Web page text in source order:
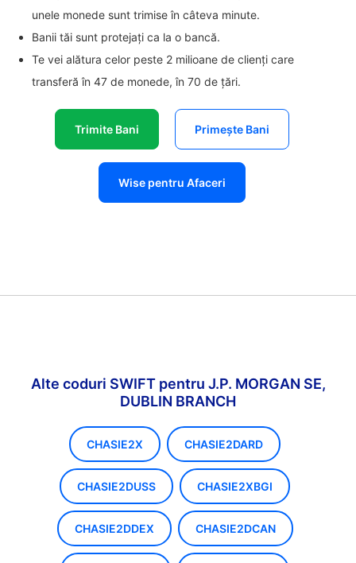
unele monede sunt trimise în câteva minute.
Banii tăi sunt protejați ca la o bancă.
Te vei alătura celor peste 2 milioane de clienți care
transferă în 47 de monede, în 70 de țări.
Trimite Bani Primește Bani
Wise pentru Afaceri
Alte coduri SWIFT pentru J.P. MORGAN SE,
DUBLIN BRANCH
CHASIE2X CHASIE2DARD
CHASIE2DUSS CHASIE2XBGI
CHASIE2DDEX CHASIE2DCAN